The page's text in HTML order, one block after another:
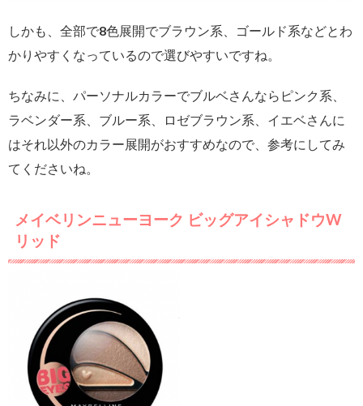
しかも、全部で8色展開でブラウン系、ゴールド系などとわ
かりやすくなっているので選びやすいですね。
ちなみに、パーソナルカラーでブルベさんならピンク系、
ラベンダー系、ブルー系、ロゼブラウン系、イエベさんに
はそれ以外のカラー展開がおすすめなので、参考にしてみ
てくださいね。
メイベリンニューヨーク ビッグアイシャドウW
リッド